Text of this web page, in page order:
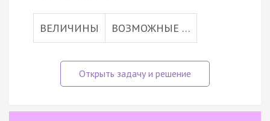
ВЕЛИЧИНЫ ВОЗМОЖНЫЕ …